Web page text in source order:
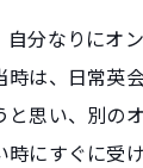
分なりにオ
は、日常英
思い、別の
にすぐに受